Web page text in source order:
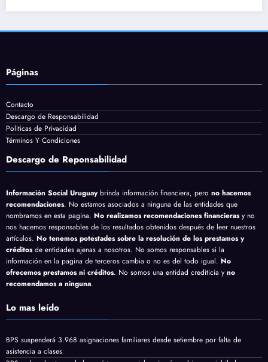
Páginas
Contacto
Descargo de Responsabilidad
Politicas de Privacidad
Términos Y Condiciones
Descargo de Reponsabilidad
Información Social Uruguaybrinda información financiera, pero no hacemos
recomendaciones. No estamos asociados a ninguna de las entidades que
nombramos en esta pagina. No realizamos recomendaciones financierasy no
nos hacemos responsables de los resultados obtenidos después de leer nuestros
artículos. No tenemos potestades sobre la resolución de los prestamos y
créditosde entidades ajenas a nosotros. No somos responsables si la
información en la pagina de terceros cambia o no es del todo igual. No
ofrecemos prestamos ni créditos. No somos una entidad crediticia y no
recomendamos a ninguna.
Lo mas leído
BPS suspenderá 3.968 asignaciones familiares desde setiembre por falta de
asistencia a clases